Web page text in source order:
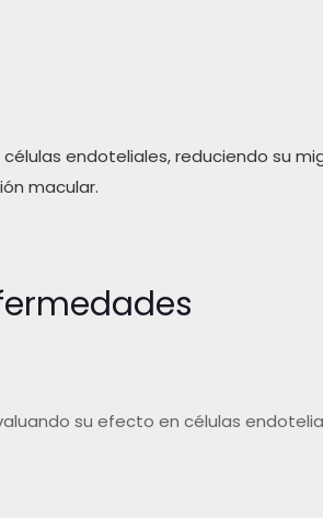
endoteliales, reduciendo su
macular.
su efecto en células